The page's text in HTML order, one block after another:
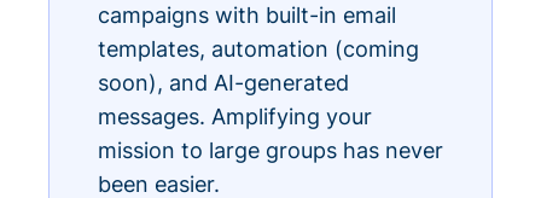
campaigns with built-in email
templates, automation (coming
soon), and AI-generated
messages. Amplifying your
mission to large groups has never
been easier.